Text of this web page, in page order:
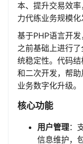
本、提升交易效
力代练业务规模化
基于PHP语言开
之前基础上进行
统稳定性。代码
和二次开发，帮
业务数字化升级。
核心功能
用户管理：
信息维护，